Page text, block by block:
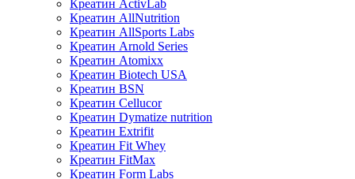
Креатин ActivLab
Креатин AllNutrition
Креатин AllSports Labs
Креатин Arnold Series
Креатин Atomixx
Креатин Biotech USA
Креатин BSN
Креатин Cellucor
Креатин Dymatize nutrition
Креатин Extrifit
Креатин Fit Whey
Креатин FitMax
Креатин Form Labs